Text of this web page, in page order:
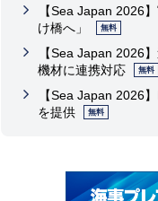
【Sea Japan 2026
け橋へ」
無料
【Sea Japan 2026
機材に連携対応
無料
【Sea Japan 2026
を提供
無料